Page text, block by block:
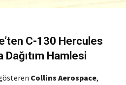
C-130 Hercules
Hamlesi
Collins Aerospace,